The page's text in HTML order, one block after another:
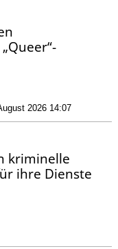
2026 14:07
kriminelle
ihre Dienste